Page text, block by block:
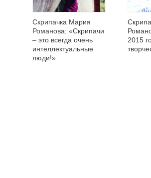
Скрипачка Мария
Романова: «Скрипачи
– это всегда очень
интеллектуальные
люди!»
2015